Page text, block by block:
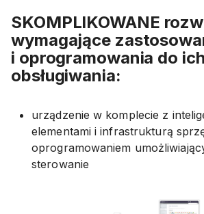
SKOMPLIKOWANE
wymagające
i oprogramowania do ich
obsługiwania:
urządzenie w komplecie z
elementami i infrastrukturą
oprogramowaniem
sterowanie